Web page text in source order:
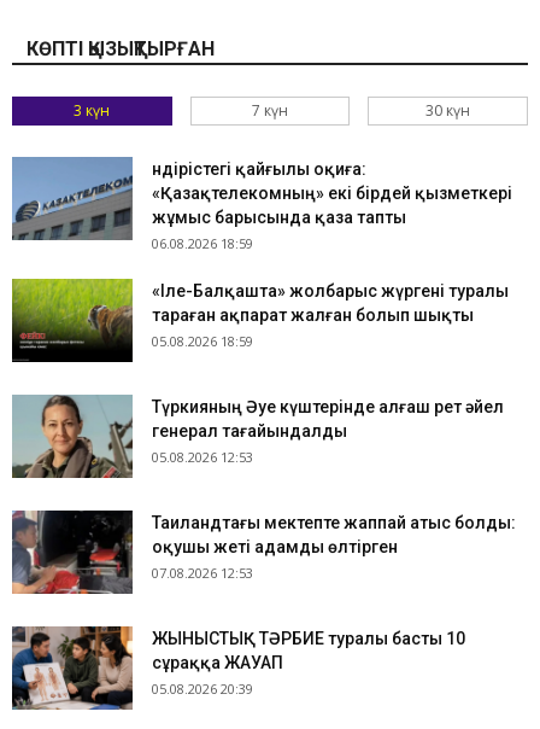
КӨПТІ ҚЫЗЫҚТЫРҒАН
3 күн 7 күн 30 күн
Өндірістегі қайғылы оқиға:
«Қазақтелекомның» екі бірдей қызметкері
жұмыс барысында қаза тапты
06.08.2026 18:59
«Іле-Балқашта» жолбарыс жүргені туралы
тараған ақпарат жалған болып шықты
05.08.2026 18:59
Түркияның Әуе күштерінде алғаш рет әйел
генерал тағайындалды
05.08.2026 12:53
Таиландтағы мектепте жаппай атыс болды:
оқушы жеті адамды өлтірген
07.08.2026 12:53
ЖЫНЫСТЫҚ ТӘРБИЕ туралы басты 10
сұраққа ЖАУАП
05.08.2026 20:39